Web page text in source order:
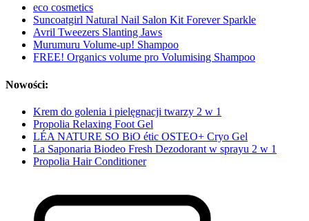
eco cosmetics
Suncoatgirl Natural Nail Salon Kit Forever Sparkle
Avril Tweezers Slanting Jaws
Murumuru Volume-up! Shampoo
FREE! Organics volume pro Volumising Shampoo
Nowości:
Krem do golenia i pielęgnacji twarzy 2 w 1
Propolia Relaxing Foot Gel
LÉA NATURE SO BiO étic OSTEO+ Cryo Gel
La Saponaria Biodeo Fresh Dezodorant w sprayu 2 w 1
Propolia Hair Conditioner